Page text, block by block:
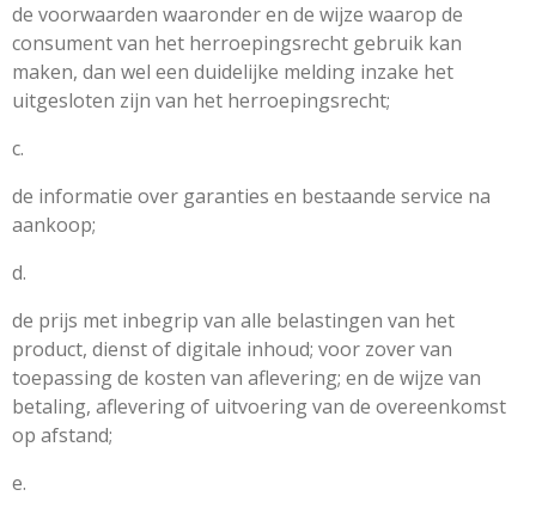
de voorwaarden waaronder en de wijze waarop de
consument van het herroepingsrecht gebruik kan
maken, dan wel een duidelijke melding inzake het
uitgesloten zijn van het herroepingsrecht;
c.
de informatie over garanties en bestaande service na
aankoop;
d.
de prijs met inbegrip van alle belastingen van het
product, dienst of digitale inhoud; voor zover van
toepassing de kosten van aflevering; en de wijze van
betaling, aflevering of uitvoering van de overeenkomst
op afstand;
e.